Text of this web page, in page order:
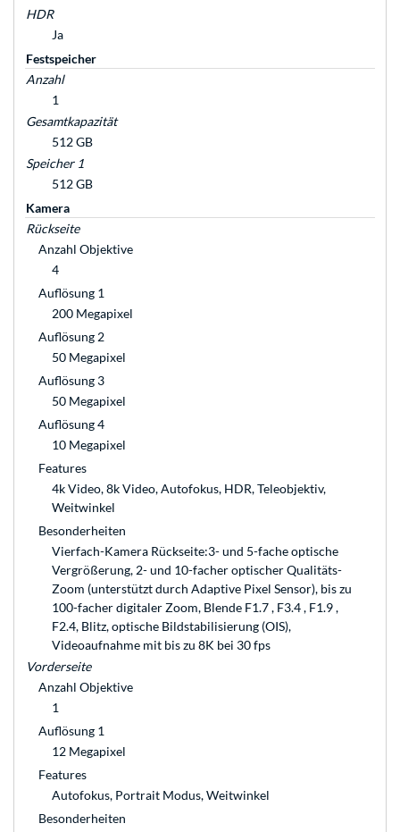
HDR
Ja
Festspeicher
Anzahl
1
Gesamtkapazität
512 GB
Speicher 1
512 GB
Kamera
Rückseite
Anzahl Objektive
4
Auflösung 1
200 Megapixel
Auflösung 2
50 Megapixel
Auflösung 3
50 Megapixel
Auflösung 4
10 Megapixel
Features
4k Video, 8k Video, Autofokus, HDR, Teleobjektiv,
Weitwinkel
Besonderheiten
Vierfach-Kamera Rückseite:3- und 5-fache optische
Vergrößerung, 2- und 10-facher optischer Qualitäts-
Zoom (unterstützt durch Adaptive Pixel Sensor), bis zu
100-facher digitaler Zoom, Blende F1.7 , F3.4 , F1.9 ,
F2.4, Blitz, optische Bildstabilisierung (OIS),
Videoaufnahme mit bis zu 8K bei 30 fps
Vorderseite
Anzahl Objektive
1
Auflösung 1
12 Megapixel
Features
Autofokus, Portrait Modus, Weitwinkel
Besonderheiten